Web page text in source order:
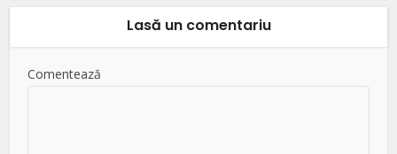
Lasă un comentariu
Comentează